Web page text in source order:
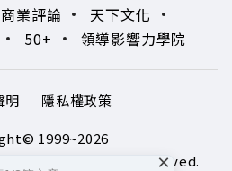
業評論
天下文化
50+ 領導影響力學院
明
隱私權政策
1999~2026
有限公司. All rights reserved.
×